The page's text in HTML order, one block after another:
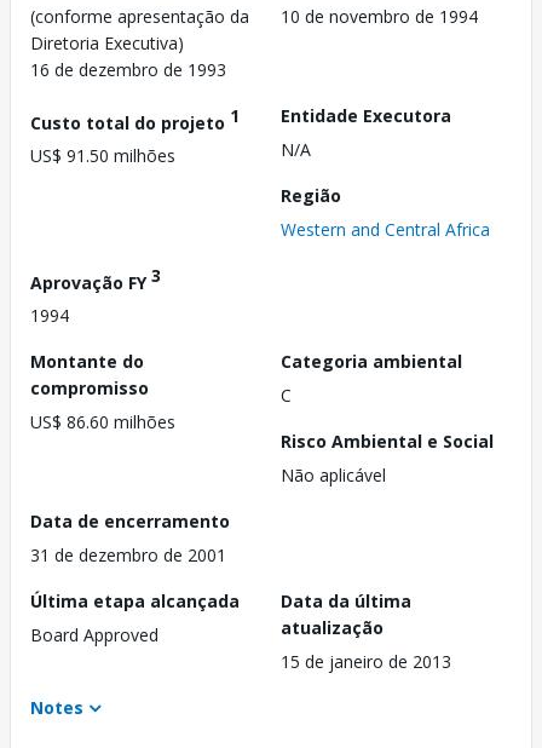
(conforme apresentação da
Diretoria Executiva)
16 de dezembro de 1993
10 de novembro de 1994
Custo total do projeto 1
US$ 91.50 milhões
Entidade Executora
N/A
Região
Western and Central Africa
Aprovação FY3
1994
Montante do
compromisso
US$ 86.60 milhões
Categoria ambiental
C
Risco Ambiental e Social
Não aplicável
Data de encerramento
31 de dezembro de 2001
Última etapa alcançada
Board Approved
Data da última
atualização
15 de janeiro de 2013
Notes